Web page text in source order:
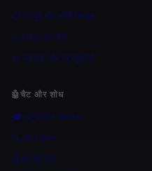
📋 रेज़्यूमे और सीवी बिल्डर
📈 लेखा और वित्त
📊 स्लाइड और प्रस्तुतियाँ
🤖 चैट और शोध
🎓 अनुसंधान सहायक
🔍 खोज इंजन
🤖💬 चैट बॉट